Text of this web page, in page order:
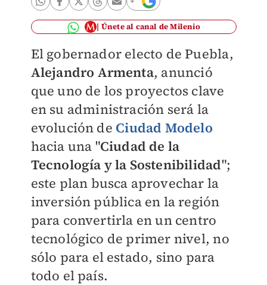
Únete al canal de Milenio
El gobernador electo de Puebla,
Alejandro Armenta, anunció
que uno de los proyectos clave
en su administración será la
evolución de Ciudad Modelo
hacia una "Ciudad de la
Tecnología y la Sostenibilidad";
este plan busca aprovechar la
inversión pública en la región
para convertirla en un centro
tecnológico de primer nivel, no
sólo para el estado, sino para
todo el país.